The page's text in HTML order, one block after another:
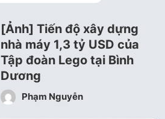
[Ảnh] Tiến độ xây dựng
nhà máy 1,3 tỷ USD của
Tập đoàn Lego tại Bình
Dương
Phạm Nguyễn